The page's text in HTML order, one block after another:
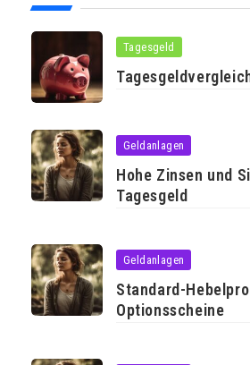
Tagesgeld
Geldanlagen
Hohe Zinsen und
Tagesgeld
Geldanlagen
Standard-
Optionsscheine